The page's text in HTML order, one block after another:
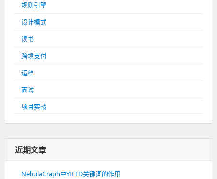
规则引擎
设计模式
读书
跨境支付
运维
面试
项目实战
近期文章
NebulaGraph中YIELD关键词的作用